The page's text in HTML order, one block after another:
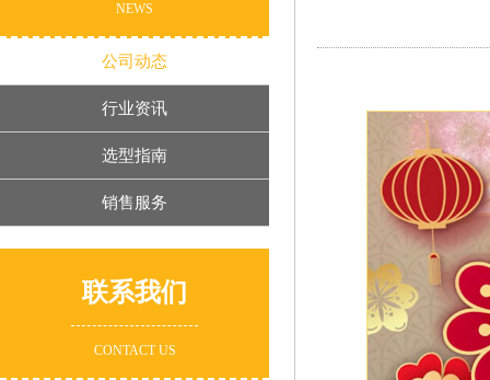
NEWS
公司动态
行业资讯
选型指南
销售服务
联系我们
CONTACT US